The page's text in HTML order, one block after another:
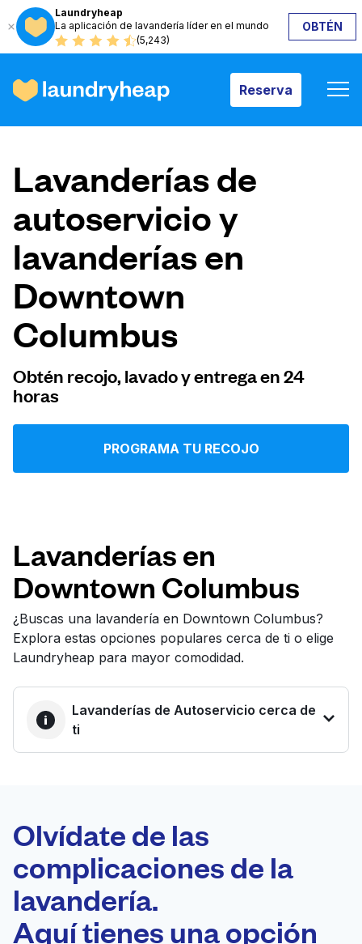
Laundryheap
La aplicación de lavandería líder en el mundo
(5,243)
OBTÉN
Reserva
Reserva
Cómo funciona
Precios y servicios
Quiénes somos
Para las empresas
Iniciar sesión
United States ES
Lavanderías de
autoservicio y
lavanderías en
Downtown
Columbus
Obtén recojo, lavado y entrega en 24
horas
PROGRAMA TU RECOJO
Lavanderías en
Downtown Columbus
¿Buscas una lavandería en Downtown Columbus?
Explora estas opciones populares cerca de ti o elige
Laundryheap para mayor comodidad.
Lavanderías de Autoservicio cerca de
ti
Laundryheap.com
Programa tu recogida
0 min
Recojo y entrega
Olvídate de las
complicaciones de la
lavandería.
Aquí tienes una opción